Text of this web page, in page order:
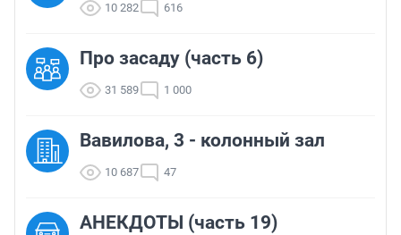
10 282 616
Про засаду (часть 6)
31 589 1 000
Вавилова, 3 - колонный зал
10 687 47
АНЕКДОТЫ (часть 19)